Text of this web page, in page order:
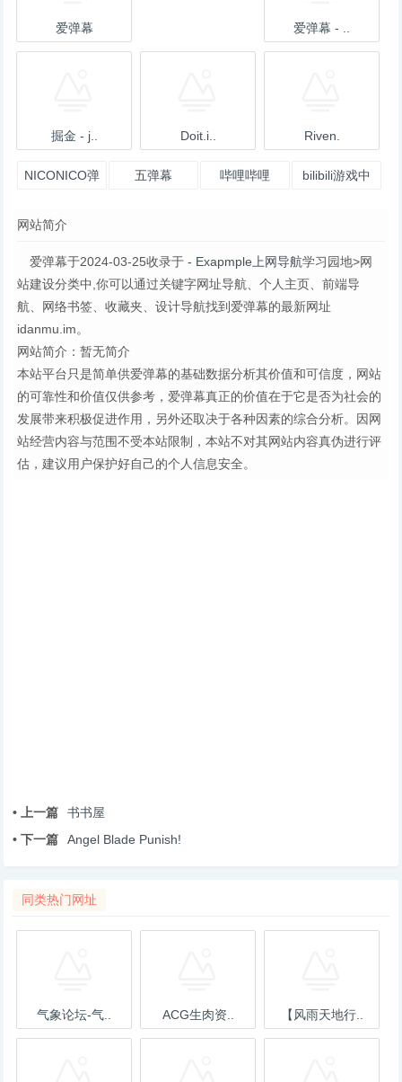
爱弹幕 爱弹幕 - ..
掘金 - j.. Doit.i.. Riven.
NICONICO弹
五弹幕 哔哩哔哩
bilibili游戏中
网站简介
爱弹幕于2024-03-25收录于 - Exapmple上网导航学习园地>网
站建设分类中,你可以通过关键字网址导航、个人主页、前端导
航、网络书签、收藏夹、设计导航找到爱弹幕的最新网址
idanmu.im。
网站简介：暂无简介
本站平台只是简单供爱弹幕的基础数据分析其价值和可信度，网站
的可靠性和价值仅供参考，爱弹幕真正的价值在于它是否为社会的
发展带来积极促进作用，另外还取决于各种因素的综合分析。因网
站经营内容与范围不受本站限制，本站不对其网站内容真伪进行评
估，建议用户保护好自己的个人信息安全。
• 上一篇
书书屋
• 下一篇
Angel Blade Punish!
同类热门网址
气象论坛-气.. ACG生肉资.. 【风雨天地行..